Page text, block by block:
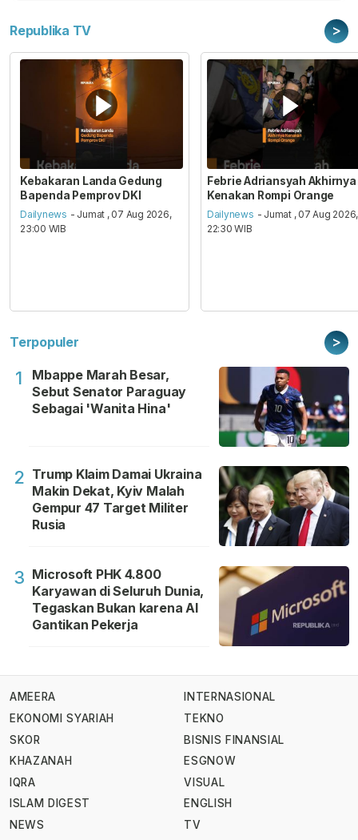
Republika TV >
Kebakaran Landa Gedung
Bapenda Pemprov DKI
Dailynews - Jumat , 07 Aug 2026,
23:00 WIB
Febrie Adriansyah Akhirnya
Kenakan Rompi Orange
Dailynews - Jumat , 07 Aug 2026,
22:30 WIB
Terpopuler >
1
Mbappe Marah Besar,
Sebut Senator Paraguay
Sebagai 'Wanita Hina'
2 Trump Klaim Damai Ukraina
Makin Dekat, Kyiv Malah
Gempur 47 Target Militer
Rusia
3 Microsoft PHK 4.800
Karyawan di Seluruh Dunia,
Tegaskan Bukan karena AI
Gantikan Pekerja
AMEERA
EKONOMI SYARIAH
SKOR
KHAZANAH
IQRA
ISLAM DIGEST
NEWS
INTERNASIONAL
TEKNO
BISNIS FINANSIAL
ESGNOW
VISUAL
ENGLISH
TV